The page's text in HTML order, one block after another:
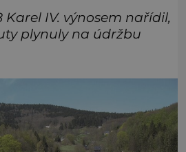
Karel IV. výnosem nařídil,
plynuly na údržbu